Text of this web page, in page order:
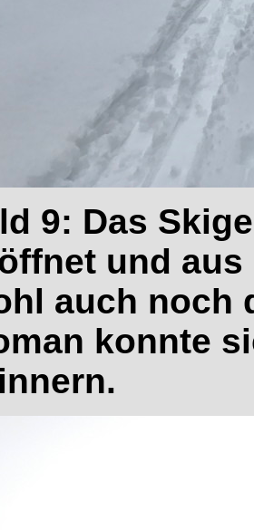
9: Das
und
auch noch
konnte